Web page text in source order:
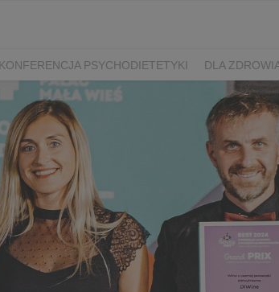
KONFERENCJA PSYCHODIETETYKI
DLA
ROKITNIK ARONIA PORZECZKI
LODY RZEMIEŚLNICZE
WYBORY 2024 SZCZYT IBO 2023 🫐